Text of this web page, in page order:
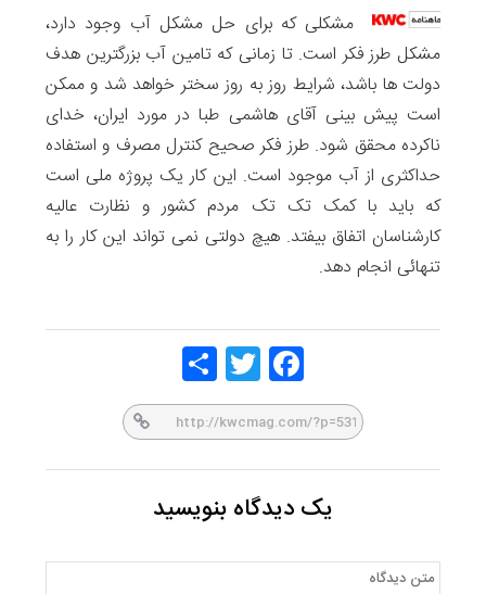
مشکلی که برای حل مشکل آب وجود دارد،
مشکل طرز فکر است. تا زمانی که تامین آب بزرگترین هدف
دولت ها باشد، شرایط روز به روز سختر خواهد شد و ممکن
است پیش بینی آقای هاشمی طبا در مورد ایران، خدای
ناکرده محقق شود. طرز فکر صحیح کنترل مصرف و استفاده
حداکثری از آب موجود است. این کار یک پروژه ملی است
که باید با کمک تک تک مردم کشور و نظارت عالیه
کارشناسان اتفاق بیفتد. هیچ دولتی نمی تواند این کار را به
تنهائی انجام دهد.
Face
book
Twitt
er
یک دیدگاه بنویسید